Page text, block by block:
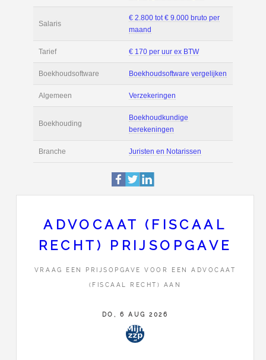
Actie Prijsopgave
€ 2.800 tot € 9.000
maand
Tarief € 170 per uur ex
Boekhoudsoftware
Boekhouding
Boekhoudkundige
ADVOCAAT (FISCAAL
RECHT) PRIJSOPGAVE
VRAAG EEN PRIJSOPGAVE VOOR EEN ADVOCAAT
(FISCAAL RECHT) AAN
DO, 6 AUG 2026